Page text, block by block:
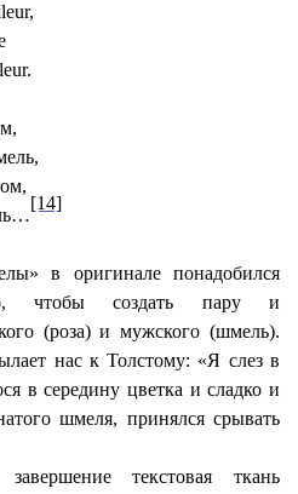
[14]
в оригинале понадобился
чтобы создать пару и
(роза) и мужского (шмель).
нас к Толстому: «Я слез в
в середину цветка исладко и
шмеля, принялся срывать
текстовая ткань